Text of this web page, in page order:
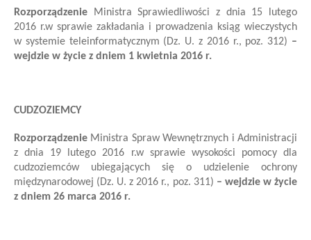
Rozporządzenie Ministra Sprawiedliwości z dnia 15 lutego
2016 r.w sprawie zakładania i prowadzenia ksiąg wieczystych
w systemie teleinformatycznym (Dz. U. z 2016 r., poz. 312) –
wejdzie w życie z dniem 1 kwietnia 2016 r.
CUDZOZIEMCY
Rozporządzenie Ministra Spraw Wewnętrznych i Administracji
z dnia 19 lutego 2016 r.w sprawie wysokości pomocy dla
cudzoziemców ubiegających się o udzielenie ochrony
międzynarodowej (Dz. U. z 2016 r., poz. 311) – wejdzie w życie
z dniem 26 marca 2016 r.